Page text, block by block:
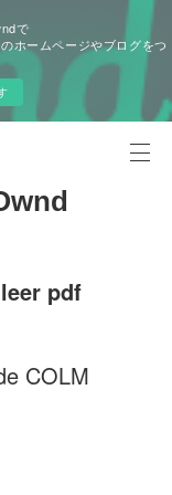
で
ホームページやブログをつ
pdf
COLM